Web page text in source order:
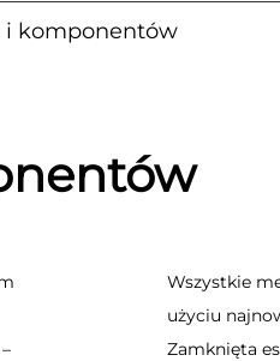
i komponentów
Wszystkie
użyciu
Zamknięta